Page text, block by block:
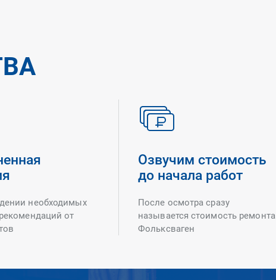
необходимых
от
Озвучим стоимость
до начала работ
После осмотра сразу
называется стоимость ремонта
Фольксваген